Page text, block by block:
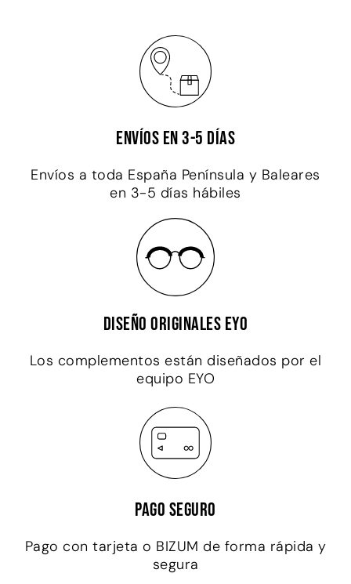
Envíos en 3-5 días
Envíos a toda España Península y Baleares
en 3-5 días hábiles
Diseño originales EYO
Los complementos están diseñados por el
equipo EYO
Pago seguro
Pago con tarjeta o BIZUM de forma rápida y
segura